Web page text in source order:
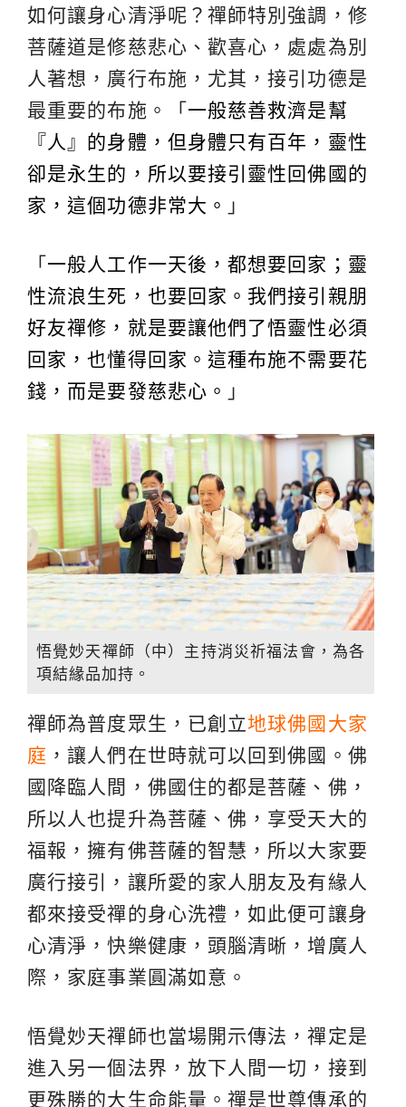
如何讓身心清淨呢？禪師特別強調，修
菩薩道是修慈悲心、歡喜心，處處為別
人著想，廣行布施，尤其，接引功德是
最重要的布施。「 一般慈善救濟是幫
『人』的身體，但身體只有百年，靈性
卻是永生的，所以要接引靈性回佛國的
家，這個功德非常大。 」
「 一般人工作一天後，都想要回家；靈
性流浪生死，也要回家。我們接引親朋
好友禪修，就是要讓他們了悟靈性必須
回家，也懂得回家。這種布施不需要花
錢，而是要發慈悲心。 」
悟覺妙天禪師（中）主持消災祈福法會，為各
項結緣品加持。
禪師為普度眾生，已創立地球佛國大家
庭 ，讓人們在世時就可以回到佛國。佛
國降臨人間，佛國住的都是菩薩、佛，
所以人也提升為菩薩、佛，享受天大的
福報，擁有佛菩薩的智慧，所以大家要
廣行接引，讓所愛的家人朋友及有緣人
都來接受禪的身心洗禮，如此便可讓身
心清淨，快樂健康，頭腦清晰，增廣人
際，家庭事業圓滿如意。
悟覺妙天禪師也當場開示傳法，禪定是
進入另一個法界，放下人間一切，接到
更殊勝的大生命能量。禪是世尊傳承的